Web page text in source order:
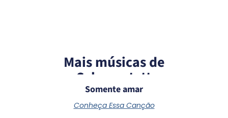
Mais músicas de
Schoenstatt
Somente amar
Conheça Essa Canção